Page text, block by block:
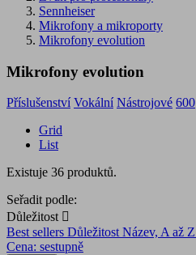
Sennheiser
Mikrofony a mikroporty
Mikrofony evolution
Mikrofony evolution
Příslušenství Vokální Nástrojové 600
Grid
List
Existuje 36 produktů.
Seřadit podle:
Důležitost 
Best sellers Důležitost Název, A až Z
Cena: sestupně